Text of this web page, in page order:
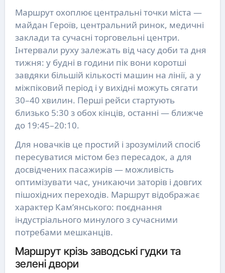
Маршрут охоплює центральні точки міста —
майдан Героїв, центральний ринок, медичні
заклади та сучасні торговельні центри.
Інтервали руху залежать від часу доби та дня
тижня: у будні в години пік вони коротші
завдяки більшій кількості машин на лінії, а у
міжпіковий період і у вихідні можуть сягати
30–40 хвилин. Перші рейси стартують
близько 5:30 з обох кінців, останні — ближче
до 19:45–20:10.
Для новачків це простий і зрозумілий спосіб
пересуватися містом без пересадок, а для
досвідчених пасажирів — можливість
оптимізувати час, уникаючи заторів і довгих
пішохідних переходів. Маршрут відображає
характер Кам’янського: поєднання
індустріального минулого з сучасними
потребами мешканців.
Маршрут крізь заводські гудки та
зелені двори